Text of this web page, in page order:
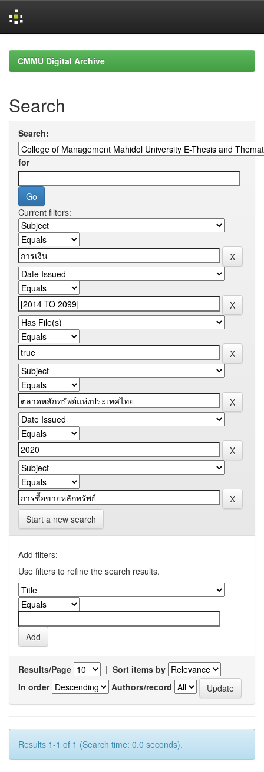
navigationCMMU Digital Archive
Search
Search:
for
Current filters:
Start a new search
Add filters:
Use filters to refine the search results.
Results/Page | Sort items by
In order
Authors/record
Results 1-1 of 1 (Search time: 0.0 seconds).